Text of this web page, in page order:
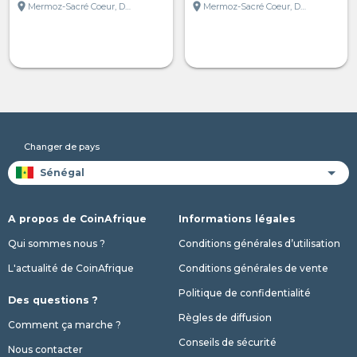
location_on
Mermoz-Sacré Coeur, Dakar, Sénégal
location_on
Mermoz-Sacré Coeur, Dakar, Sénégal
Changer de pays
A propos de CoinAfrique
Qui sommes nous ?
L'actualité de CoinAfrique
Des questions ?
Comment ça marche ?
Nous contacter
Informations légales
Conditions générales d’utilisation
Conditions générales de vente
Politique de confidentialité
Règles de diffusion
Conseils de sécurité